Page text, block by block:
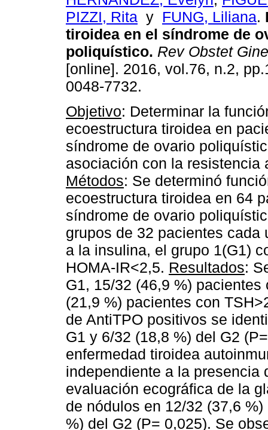
PIZZI, Rita y FUNG, Liliana.
tiroidea en el síndrome de
poliquístico. Rev Obstet
[online]. 2016, vol.76, n.2,
0048-7732.
Objetivo: Determinar la
ecoestructura tiroidea en
síndrome de ovario
asociación con la resistencia
Métodos: Se determinó
ecoestructura tiroidea en 64
síndrome de ovario
grupos de 32 pacientes
a la insulina, el grupo 1(G1)
HOMA-IR<2,5. Resultados:
G1, 15/32 (46,9 %)
(21,9 %) pacientes con
de AntiTPO positivos se
G1 y 6/32 (18,8 %) del G2
enfermedad tiroidea
independiente a la presencia
evaluación ecográfica de la
de nódulos en 12/32 (37,6
%) del G2 (P= 0,025). Se